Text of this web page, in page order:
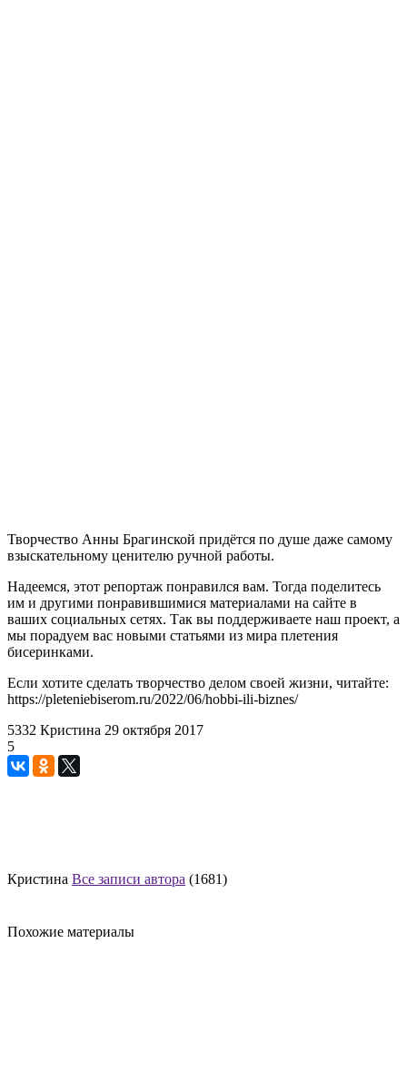
Творчество Анны Брагинской придётся по душе даже самому
взыскательному ценителю ручной работы.
Надеемся, этот репортаж понравился вам. Тогда поделитесь
им и другими понравившимися материалами на сайте в
ваших социальных сетях. Так вы поддерживаете наш проект, а
мы порадуем вас новыми статьями из мира плетения
бисеринками.
Если хотите сделать творчество делом своей жизни, читайте:
https://pleteniebiserom.ru/2022/06/hobbi-ili-biznes/
5332 Кристина 29 октября 2017
5
Кристина Все записи автора (1681)
Похожие материалы